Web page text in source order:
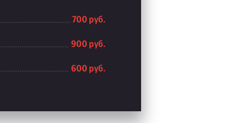
700 руб.
900 руб.
600 руб.